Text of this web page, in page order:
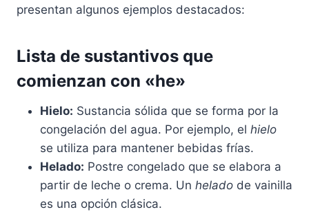
presentan algunos ejemplos destacados:
Lista de sustantivos que
comienzan con «he»
Hielo: Sustancia sólida que se forma por la
congelación del agua. Por ejemplo, el hielo
se utiliza para mantener bebidas frías.
Helado: Postre congelado que se elabora a
partir de leche o crema. Un helado de vainilla
es una opción clásica.